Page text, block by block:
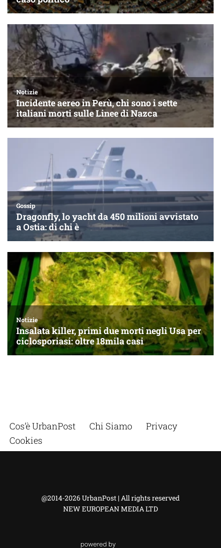
Cos’è UrbanPost Chi Siamo
Privacy
Cookies
@2014-2026 UrbanPost | All rights reserved
NEW EUROPEAN MEDIA LTD